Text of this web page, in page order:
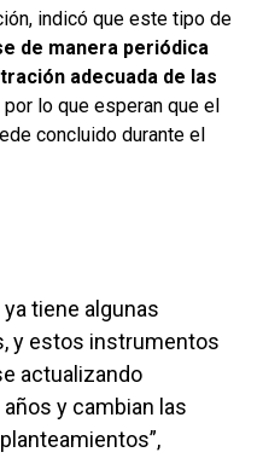
indicó que este tipo de
de manera periódica
adecuada de las
por lo que esperan que el
concluido durante el
ya tiene algunas
y estos instrumentos
actualizando
y cambian las